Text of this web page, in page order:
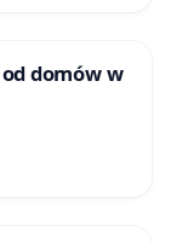
szkole.
za
bicie
prawo do
domów w